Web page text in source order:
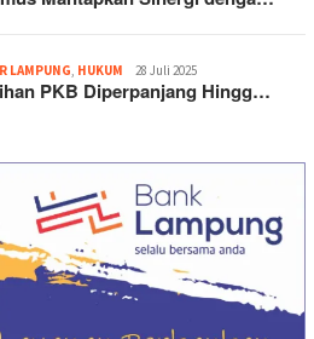
LAMPUNG HUKUM 28 Juli 2025
PKB Diperpanjang Hingg…